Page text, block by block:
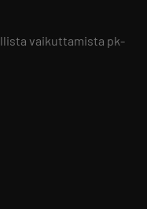
vaikuttamista pk-